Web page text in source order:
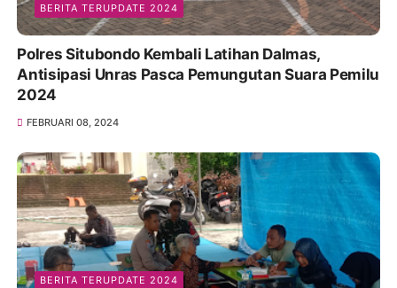
BERITA TERUPDATE 2024
Polres Situbondo Kembali Latihan Dalmas,
Antisipasi Unras Pasca Pemungutan Suara Pemilu
2024
FEBRUARI 08, 2024
BERITA TERUPDATE 2024